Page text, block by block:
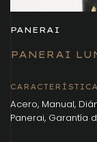
PANERAI
PANERAI
Acero, Manual,
Panerai, Garantía